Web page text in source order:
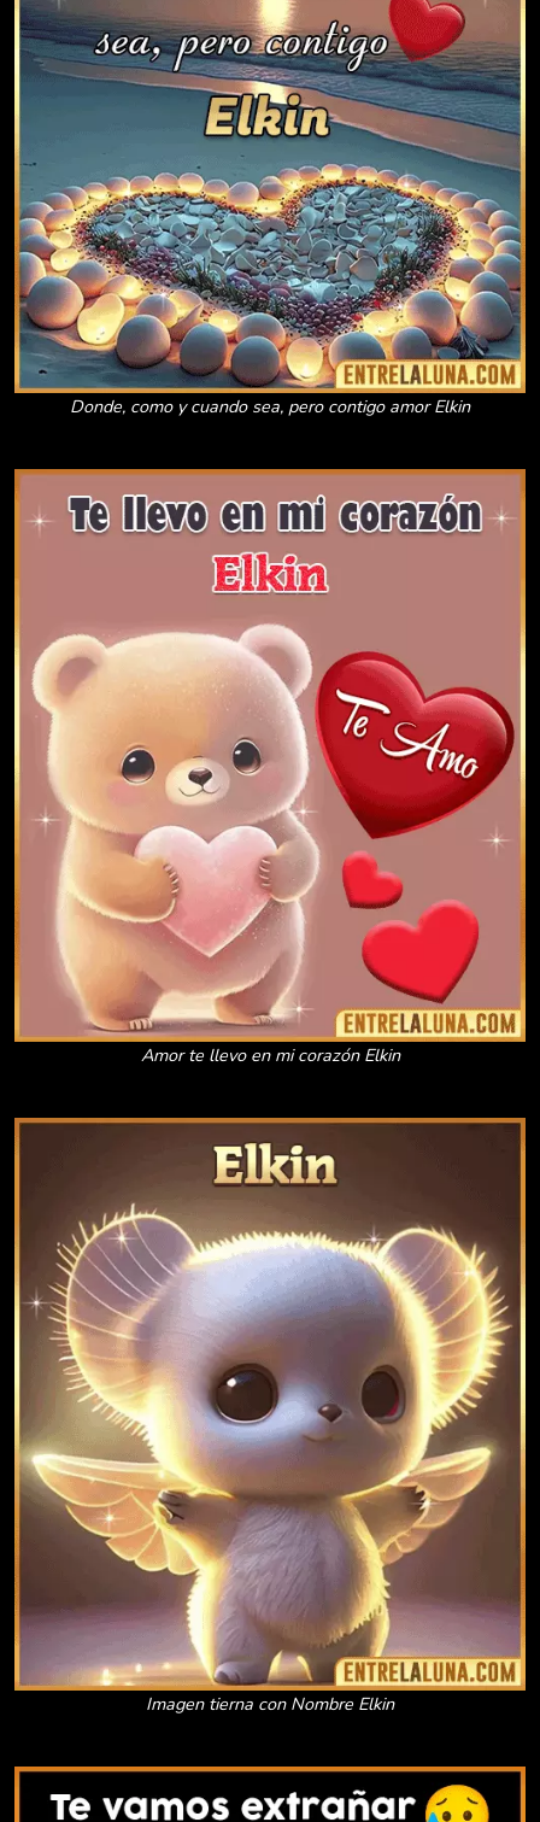
Donde, como y cuando sea, pero contigo amor Elkin
Amor te llevo en mi corazón Elkin
Imagen tierna con Nombre Elkin